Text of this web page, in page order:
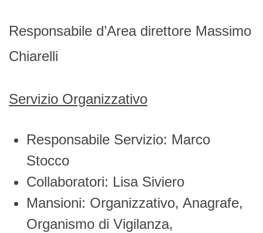
Responsabile d’Area direttore Massimo
Chiarelli
Servizio Organizzativo
Responsabile Servizio: Marco
Stocco
Collaboratori: Lisa Siviero
Mansioni: Organizzativo, Anagrafe,
Organismo di Vigilanza,